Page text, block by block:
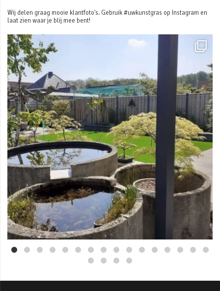
Wij delen graag mooie klantfoto's. Gebruik #uwkunstgras op Instagram en
laat zien waar je blij mee bent!
Mei 3